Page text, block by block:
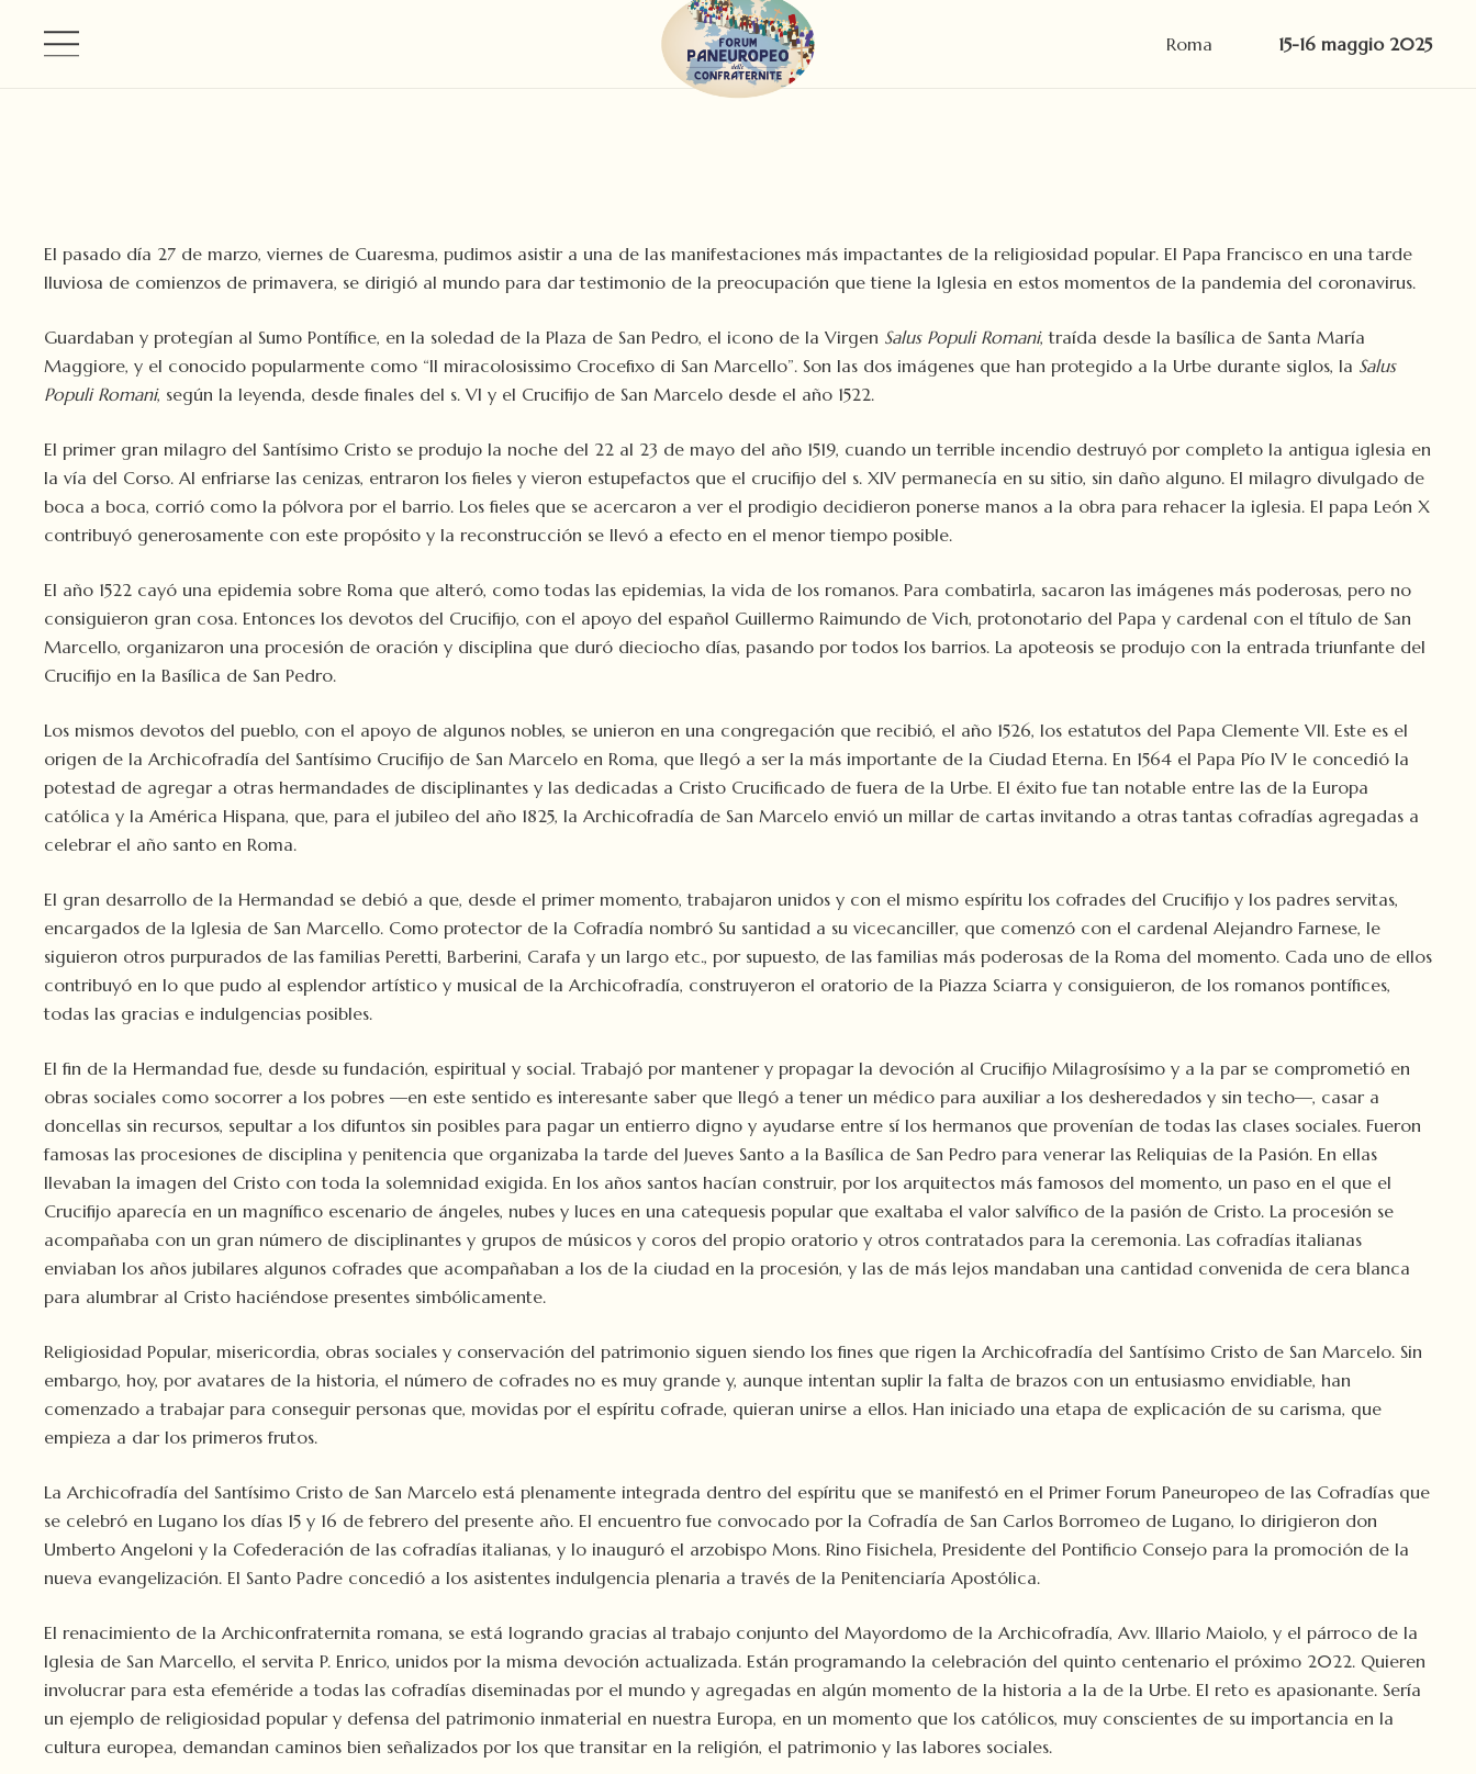
Roma 15-16 maggio 2025
El pasado día 27 de marzo, viernes de Cuaresma, pudimos asistir a una de las manifestaciones más impactantes de la religiosidad popular. El Papa Francisco en una tarde
lluviosa de comienzos de primavera, se dirigió al mundo para dar testimonio de la preocupación que tiene la Iglesia en estos momentos de la pandemia del coronavirus.
Guardaban y protegían al Sumo Pontífice, en la soledad de la Plaza de San Pedro, el icono de la Virgen Salus Populi Romani, traída desde la basílica de Santa María
Maggiore, y el conocido popularmente como “Il miracolosissimo Crocefixo di San Marcello”. Son las dos imágenes que han protegido a la Urbe durante siglos, la Salus
Populi Romani, según la leyenda, desde finales del s. VI y el Crucifijo de San Marcelo desde el año 1522.
El primer gran milagro del Santísimo Cristo se produjo la noche del 22 al 23 de mayo del año 1519, cuando un terrible incendio destruyó por completo la antigua iglesia en
la vía del Corso. Al enfriarse las cenizas, entraron los fieles y vieron estupefactos que el crucifijo del s. XIV permanecía en su sitio, sin daño alguno. El milagro divulgado de
boca a boca, corrió como la pólvora por el barrio. Los fieles que se acercaron a ver el prodigio decidieron ponerse manos a la obra para rehacer la iglesia. El papa León X
contribuyó generosamente con este propósito y la reconstrucción se llevó a efecto en el menor tiempo posible.
El año 1522 cayó una epidemia sobre Roma que alteró, como todas las epidemias, la vida de los romanos. Para combatirla, sacaron las imágenes más poderosas, pero no
consiguieron gran cosa. Entonces los devotos del Crucifijo, con el apoyo del español Guillermo Raimundo de Vich, protonotario del Papa y cardenal con el título de San
Marcello, organizaron una procesión de oración y disciplina que duró dieciocho días, pasando por todos los barrios. La apoteosis se produjo con la entrada triunfante del
Crucifijo en la Basílica de San Pedro.
Los mismos devotos del pueblo, con el apoyo de algunos nobles, se unieron en una congregación que recibió, el año 1526, los estatutos del Papa Clemente VII. Este es el
origen de la Archicofradía del Santísimo Crucifijo de San Marcelo en Roma, que llegó a ser la más importante de la Ciudad Eterna. En 1564 el Papa Pío IV le concedió la
potestad de agregar a otras hermandades de disciplinantes y las dedicadas a Cristo Crucificado de fuera de la Urbe. El éxito fue tan notable entre las de la Europa
católica y la América Hispana, que, para el jubileo del año 1825, la Archicofradía de San Marcelo envió un millar de cartas invitando a otras tantas cofradías agregadas a
celebrar el año santo en Roma.
El gran desarrollo de la Hermandad se debió a que, desde el primer momento, trabajaron unidos y con el mismo espíritu los cofrades del Crucifijo y los padres servitas,
encargados de la Iglesia de San Marcello. Como protector de la Cofradía nombró Su santidad a su vicecanciller, que comenzó con el cardenal Alejandro Farnese, le
siguieron otros purpurados de las familias Peretti, Barberini, Carafa y un largo etc., por supuesto, de las familias más poderosas de la Roma del momento. Cada uno de ellos
contribuyó en lo que pudo al esplendor artístico y musical de la Archicofradía, construyeron el oratorio de la Piazza Sciarra y consiguieron, de los romanos pontífices,
todas las gracias e indulgencias posibles.
El fin de la Hermandad fue, desde su fundación, espiritual y social. Trabajó por mantener y propagar la devoción al Crucifijo Milagrosísimo y a la par se comprometió en
obras sociales como socorrer a los pobres —en este sentido es interesante saber que llegó a tener un médico para auxiliar a los desheredados y sin techo—, casar a
doncellas sin recursos, sepultar a los difuntos sin posibles para pagar un entierro digno y ayudarse entre sí los hermanos que provenían de todas las clases sociales. Fueron
famosas las procesiones de disciplina y penitencia que organizaba la tarde del Jueves Santo a la Basílica de San Pedro para venerar las Reliquias de la Pasión. En ellas
llevaban la imagen del Cristo con toda la solemnidad exigida. En los años santos hacían construir, por los arquitectos más famosos del momento, un paso en el que el
Crucifijo aparecía en un magnífico escenario de ángeles, nubes y luces en una catequesis popular que exaltaba el valor salvífico de la pasión de Cristo. La procesión se
acompañaba con un gran número de disciplinantes y grupos de músicos y coros del propio oratorio y otros contratados para la ceremonia. Las cofradías italianas
enviaban los años jubilares algunos cofrades que acompañaban a los de la ciudad en la procesión, y las de más lejos mandaban una cantidad convenida de cera blanca
para alumbrar al Cristo haciéndose presentes simbólicamente.
Religiosidad Popular, misericordia, obras sociales y conservación del patrimonio siguen siendo los fines que rigen la Archicofradía del Santísimo Cristo de San Marcelo. Sin
embargo, hoy, por avatares de la historia, el número de cofrades no es muy grande y, aunque intentan suplir la falta de brazos con un entusiasmo envidiable, han
comenzado a trabajar para conseguir personas que, movidas por el espíritu cofrade, quieran unirse a ellos. Han iniciado una etapa de explicación de su carisma, que
empieza a dar los primeros frutos.
La Archicofradía del Santísimo Cristo de San Marcelo está plenamente integrada dentro del espíritu que se manifestó en el Primer Forum Paneuropeo de las Cofradías que
se celebró en Lugano los días 15 y 16 de febrero del presente año. El encuentro fue convocado por la Cofradía de San Carlos Borromeo de Lugano, lo dirigieron don
Umberto Angeloni y la Cofederación de las cofradías italianas, y lo inauguró el arzobispo Mons. Rino Fisichela, Presidente del Pontificio Consejo para la promoción de la
nueva evangelización. El Santo Padre concedió a los asistentes indulgencia plenaria a través de la Penitenciaría Apostólica.
El renacimiento de la Archiconfraternita romana, se está logrando gracias al trabajo conjunto del Mayordomo de la Archicofradía, Avv. Illario Maiolo, y el párroco de la
Iglesia de San Marcello, el servita P. Enrico, unidos por la misma devoción actualizada. Están programando la celebración del quinto centenario el próximo 2022. Quieren
involucrar para esta efeméride a todas las cofradías diseminadas por el mundo y agregadas en algún momento de la historia a la de la Urbe. El reto es apasionante. Sería
un ejemplo de religiosidad popular y defensa del patrimonio inmaterial en nuestra Europa, en un momento que los católicos, muy conscientes de su importancia en la
cultura europea, demandan caminos bien señalizados por los que transitar en la religión, el patrimonio y las labores sociales.